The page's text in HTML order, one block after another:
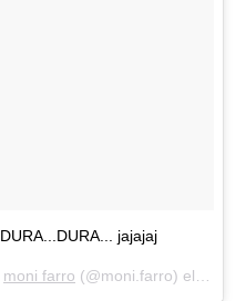
jajajaj
moni farro (@moni.farro) el Feb